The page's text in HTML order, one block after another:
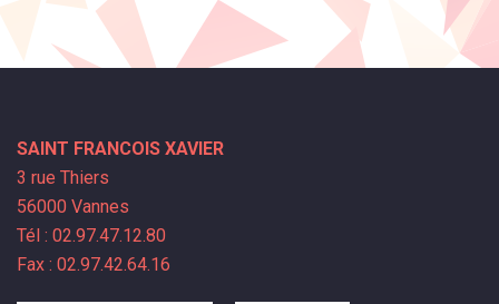
SAINT FRANCOIS XAVIER
3 rue Thiers
56000 Vannes
Tél : 02.97.47.12.80
Fax : 02.97.42.64.16